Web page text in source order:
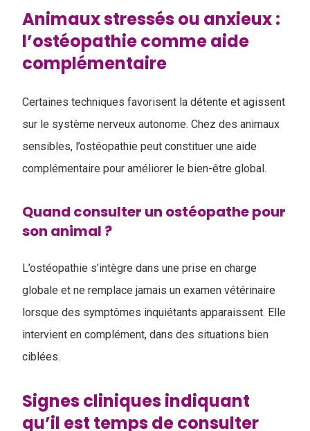
Animaux stressés ou anxieux :
l’ostéopathie comme aide
complémentaire
Certaines techniques favorisent la détente et agissent
sur le système nerveux autonome. Chez des animaux
sensibles, l’ostéopathie peut constituer une aide
complémentaire pour améliorer le bien-être global.
Quand consulter un ostéopathe pour
son animal ?
L’ostéopathie s’intègre dans une prise en charge
globale et ne remplace jamais un examen vétérinaire
lorsque des symptômes inquiétants apparaissent. Elle
intervient en complément, dans des situations bien
ciblées.
Signes cliniques indiquant
qu’il est temps de consulter